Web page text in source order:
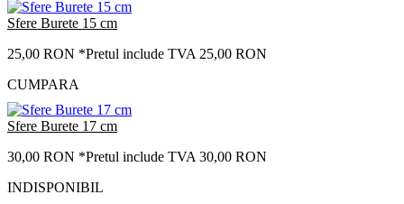
Sfere Burete 15 cm
25,00 RON *Pretul include TVA 25,00 RON
CUMPARA
Sfere Burete 17 cm
30,00 RON *Pretul include TVA 30,00 RON
INDISPONIBIL